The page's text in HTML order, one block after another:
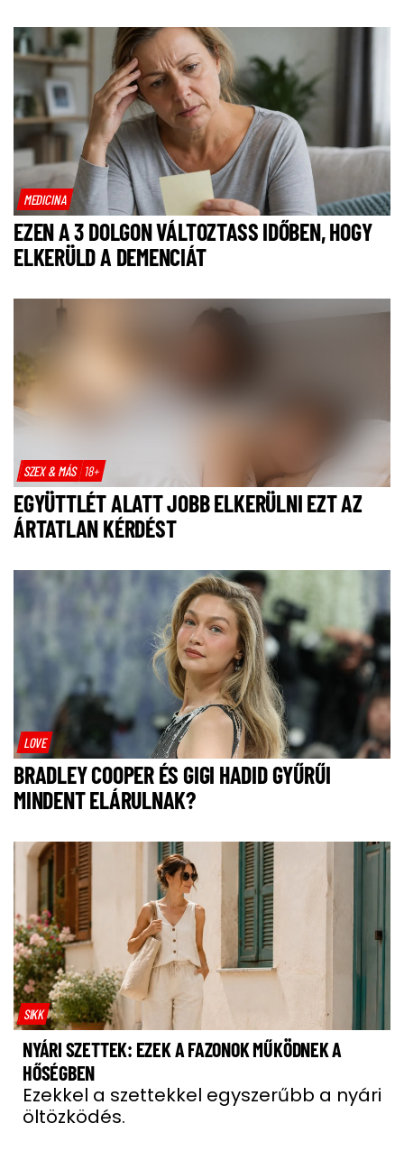
MEDICINA
EZEN A 3 DOLGON VÁLTOZTASS IDŐBEN, HOGY
ELKERÜLD A DEMENCIÁT
SZEX & MÁS 18+
EGYÜTTLÉT ALATT JOBB ELKERÜLNI EZT AZ
ÁRTATLAN KÉRDÉST
LOVE
BRADLEY COOPER ÉS GIGI HADID GYŰRŰI
MINDENT ELÁRULNAK?
SIKK
NYÁRI SZETTEK: EZEK A FAZONOK MŰKÖDNEK A
HŐSÉGBEN
Ezekkel a szettekkel egyszerűbb a nyári
öltözködés.